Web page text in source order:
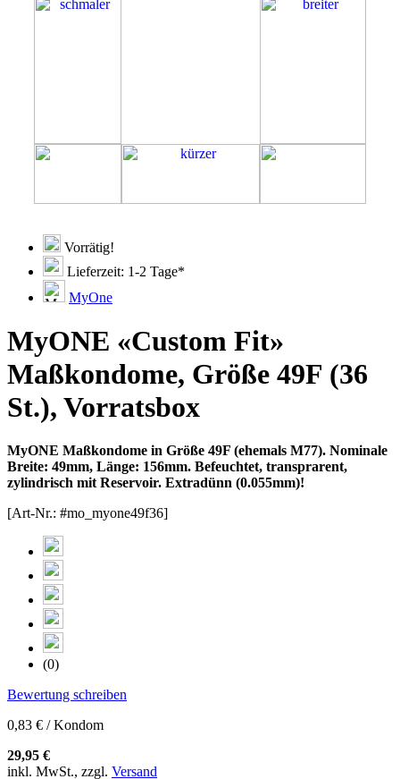
Vorrätig!
Lieferzeit: 1-2 Tage*
MyOne
MyONE «Custom Fit»
Maßkondome, Größe 49F (36
St.), Vorratsbox
MyONE Maßkondome in Größe 49F (ehemals M77). Nominale
Breite: 49mm, Länge: 156mm. Befeuchtet, transprarent,
zylindrisch mit Reservoir. Extradünn (0.055mm)!
[Art-Nr.: #mo_myone49f36]
(0)
Bewertung schreiben
0,83 € / Kondom
29,95 €
inkl. MwSt., zzgl. Versand